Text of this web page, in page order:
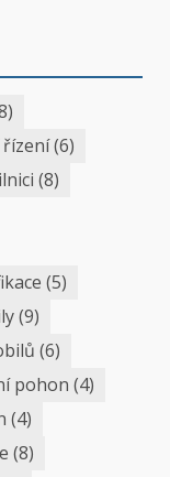
(6)
(8)
(5)
(9)
(6)
pohon (4)
(4)
(8)